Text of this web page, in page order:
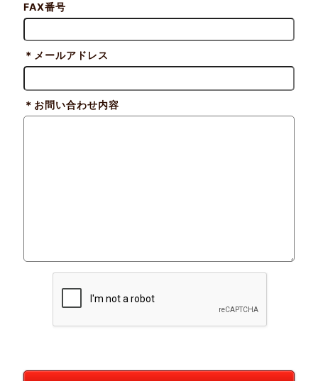
FAX番号
＊ メールアドレス
＊ お問い合わせ内容